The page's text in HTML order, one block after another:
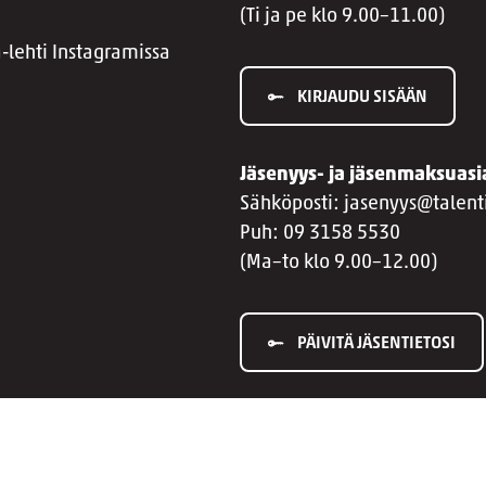
lehti Instagramissa
(Ti ja pe klo 9.00–11.00)
KIRJAUDU SISÄÄN
Jäsenyys- ja
Sähköposti:
Puh: 09 3158 5530
(Ma–to klo 9.00–12.00)
PÄIVITÄ JÄSENTIETOSI